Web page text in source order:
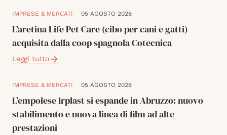
IMPRESE & MERCATI 05 AGOSTO 2026
L’aretina Life Pet Care (cibo per cani e gatti)
acquisita dalla coop spagnola Cotecnica
Leggi tutto
IMPRESE & MERCATI 05 AGOSTO 2026
L’empolese Irplast si espande in Abruzzo: nuovo
stabilimento e nuova linea di film ad alte
prestazioni